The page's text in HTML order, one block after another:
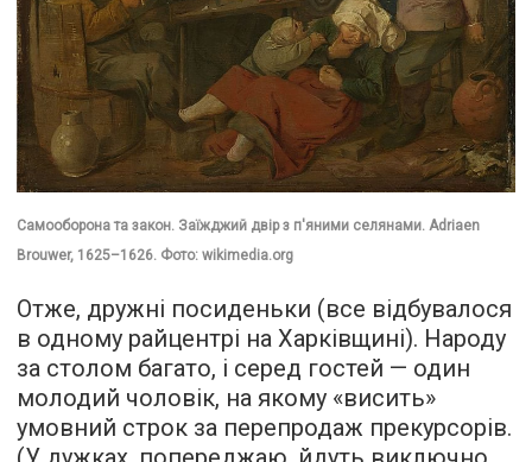
Самооборона та закон. Заїжджий двір з п'яними селянами. Adriaen
Brouwer, 1625–1626. Фото: wikimedia.org
Отже, дружні посиденьки (все відбувалося
в одному райцентрі на Харківщині). Народу
за столом багато, і серед гостей — один
молодий чоловік, на якому «висить»
умовний строк за перепродаж прекурсорів.